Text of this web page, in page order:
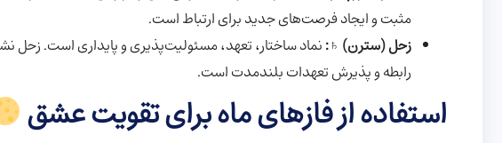
مثبت و ایجاد فرصت‌های جدید برای ارتباط است.
زحل (سترن) ♄:نماد ساختار، تعهد، مسئولیت‌پذیری و پایداری است. زحل
رابطه و پذیرش تعهدات بلندمدت است.
استفاده از فازهای ماه برای تقویت عشق